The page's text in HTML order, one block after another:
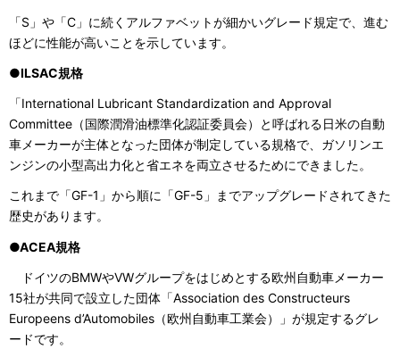
「S」や「C」に続くアルファベットが細かいグレード規定で、進む
ほどに性能が高いことを示しています。
●ILSAC規格
「International Lubricant Standardization and Approval
Committee（国際潤滑油標準化認証委員会）と呼ばれる日米の自動
車メーカーが主体となった団体が制定している規格で、ガソリンエ
ンジンの小型高出力化と省エネを両立させるためにできました。
これまで「GF-1」から順に「GF-5」までアップグレードされてきた
歴史があります。
●ACEA規格
ドイツのBMWやVWグループをはじめとする欧州自動車メーカー
15社が共同で設立した団体「Association des Constructeurs
Europeens d’Automobiles（欧州自動車工業会）」が規定するグレ
ードです。